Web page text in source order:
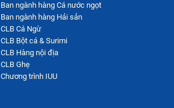
Ban ngành hàng Cá nước ngọt
Ban ngành hàng Hải sản
CLB Cá Ngừ
CLB Bột cá & Surimi
CLB Hàng nội địa
CLB Ghẹ
Chương trình IUU